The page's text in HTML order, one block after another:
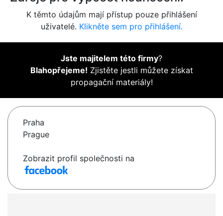
K těmto údajům mají přístup pouze přihlášení
uživatelé. Klikněte sem pro přihlášení.
Jste majitelem této firmy?
Blahopřejeme! Zjistěte jestli můžete získat
propagační materiály!
Praha
Prague
Zobrazit profil společnosti na